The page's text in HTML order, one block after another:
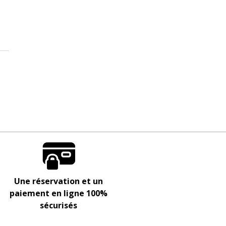
Une réservation et un
paiement en ligne 100%
sécurisés